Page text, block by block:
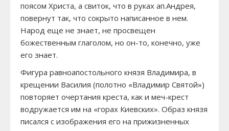
поясом Христа, а свиток, что в руках ап.Андрея,
повернут так, что сокрыто написанное в нем.
Народ еще не знает, не просвещен
божественным глаголом, но он-то, конечно, уже
его знает.
Фигура равноапостольного князя Владимира, в
крещении Василия (полотно «Владимир Святой»)
повторяет очертания креста, как и меч-крест
водружается им на «горах Киевских». Образ князя
писался с изображения его на прижизненных